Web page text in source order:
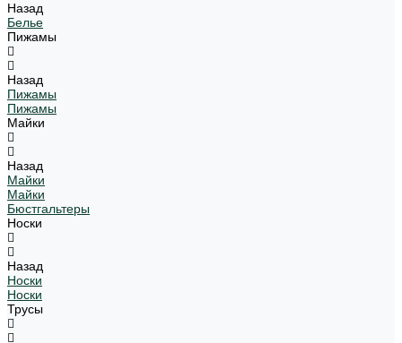
Назад
Белье
Пижамы
Назад
Пижамы
Пижамы
Майки
Назад
Майки
Майки
Бюстгальтеры
Носки
Назад
Носки
Носки
Трусы